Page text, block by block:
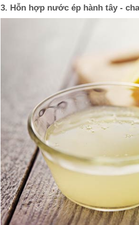
3. Hỗn hợp nước ép hành tây -